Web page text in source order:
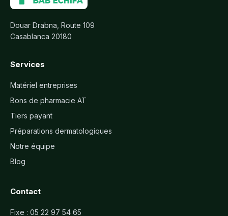
Douar Drabna, Route 109
Casablanca 20180
Services
Matériel entreprises
Bons de pharmacie AT
Tiers payant
Préparations dermatologiques
Notre équipe
Blog
Contact
Fixe : 05 22 97 54 65